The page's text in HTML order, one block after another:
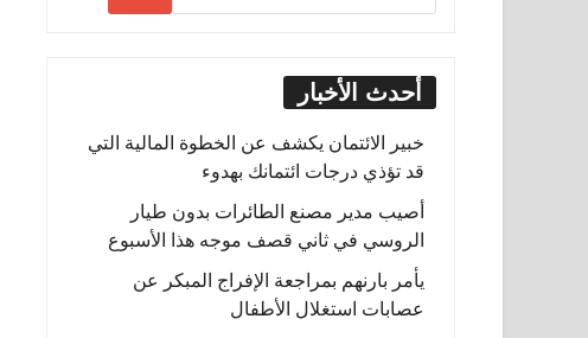
أحدث الأخبار
خبير الائتمان يكشف عن الخطوة المالية التي
قد تؤذي درجات ائتمانك بهدوء
أصيب مدير مصنع الطائرات بدون طيار
الروسي في ثاني قصف موجه هذا الأسبوع
يأمر بارنهم بمراجعة الإفراج المبكر عن
عصابات استغلال الأطفال